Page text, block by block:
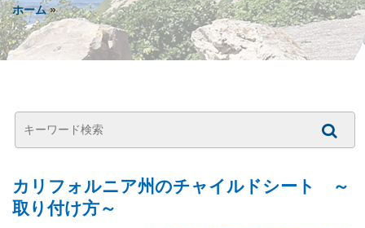
ホーム»
カリフォルニア州のチャイルドシート ～
取り付け方～